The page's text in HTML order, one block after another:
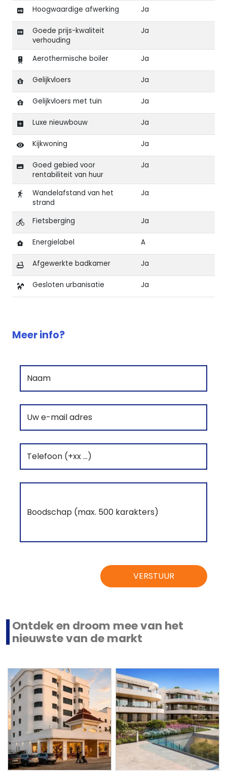
Hoogwaardige afwerking Ja
Goede prijs-kwaliteit
verhouding
Ja
Aerothermische boiler Ja
Gelijkvloers Ja
Gelijkvloers met tuin Ja
Luxe nieuwbouw Ja
Kijkwoning Ja
Goed gebied voor
rentabiliteit van huur
Ja
Wandelafstand van het
strand
Ja
Fietsberging Ja
Energielabel A
Afgewerkte badkamer Ja
Gesloten urbanisatie Ja
Meer info?
VERSTUUR
Ontdek en droom mee van het
nieuwste van de markt